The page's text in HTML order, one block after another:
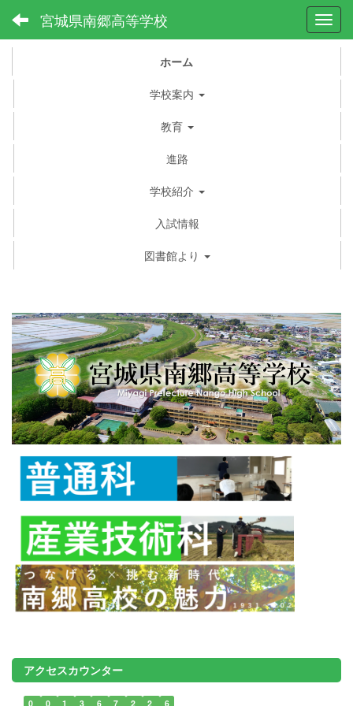
宮城県南郷高等学校
ホーム
学校案内
教育
進路
学校紹介
入試情報
図書館より
アクセスカウンター
0 0 1 3 6 7 2 2 6